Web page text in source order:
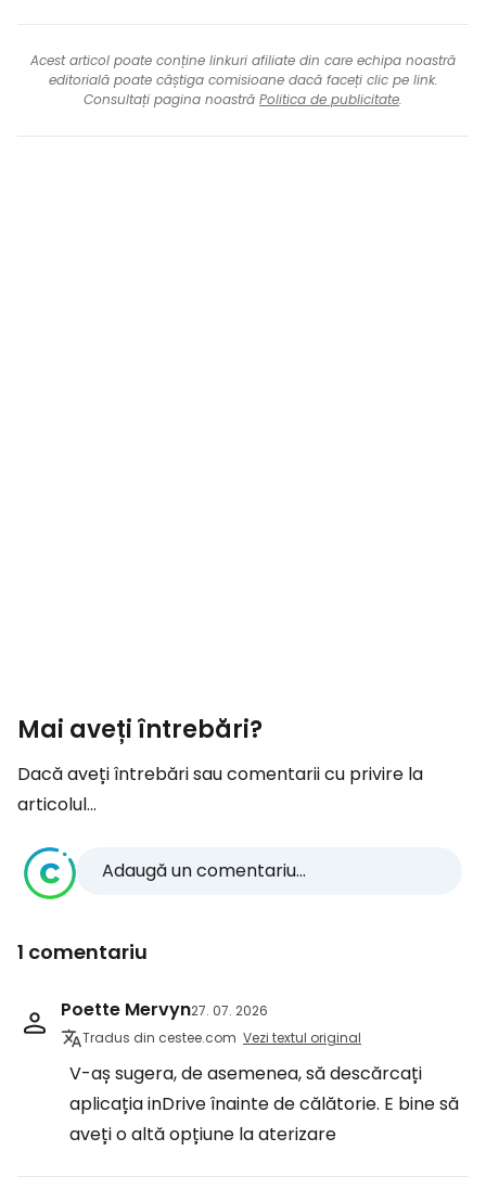
Acest articol poate conține linkuri afiliate din care echipa noastră
editorială poate câștiga comisioane dacă faceți clic pe link.
Consultați pagina noastră Politica de publicitate.
Mai aveți întrebări?
Dacă aveți întrebări sau comentarii cu privire la
articolul...
Adaugă un comentariu...
1 comentariu
Poette Mervyn27. 07. 2026
Tradus din cestee.com Vezi textul original
V-aș sugera, de asemenea, să descărcați
aplicația inDrive înainte de călătorie. E bine să
aveți o altă opțiune la aterizare